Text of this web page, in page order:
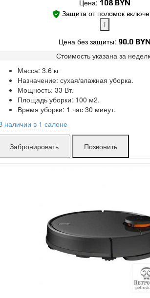
Цена: 108 BYN
Защита от поломок
i
Без скрытых платежей.
Цена без защиты: 90.0 BYN
Стоимость указана за
Масса: 3.6 кг
Назначение: сухая/влажная уборка.
Мощность: 33 Вт.
Площадь уборки: 100 м2.
Время уборки: 1 час 30 минут.
наличии в 1 салоне
Ложинская:мало
Позвонить